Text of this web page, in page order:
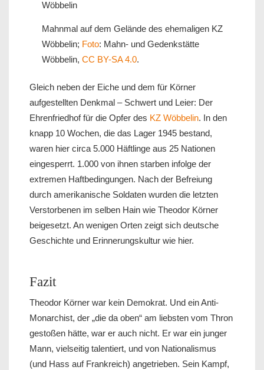
Mahnmal auf dem Gelände des ehemaligen KZ
Wöbbelin; Foto: Mahn- und Gedenkstätte
Wöbbelin, CC BY-SA 4.0.
Gleich neben der Eiche und dem für Körner
aufgestellten Denkmal – Schwert und Leier: Der
Ehrenfriedhof für die Opfer des KZ Wöbbelin. In den
knapp 10 Wochen, die das Lager 1945 bestand,
waren hier circa 5.000 Häftlinge aus 25 Nationen
eingesperrt. 1.000 von ihnen starben infolge der
extremen Haftbedingungen. Nach der Befreiung
durch amerikanische Soldaten wurden die letzten
Verstorbenen im selben Hain wie Theodor Körner
beigesetzt. An wenigen Orten zeigt sich deutsche
Geschichte und Erinnerungskultur wie hier.
Fazit
Theodor Körner war kein Demokrat. Und ein Anti-
Monarchist, der „die da oben“ am liebsten vom Thron
gestoßen hätte, war er auch nicht. Er war ein junger
Mann, vielseitig talentiert, und von Nationalismus
(und Hass auf Frankreich) angetrieben. Sein Kampf,